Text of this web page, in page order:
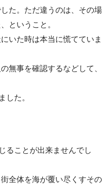
た。ただ違うのは、その場
ということ。
いた時は本当に慌てていま
無事を確認するなどして、
した。
ることが出来ませんでし
全体を海が覆い尽くすその